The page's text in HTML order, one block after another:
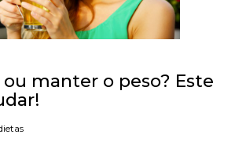
manter o peso? Este